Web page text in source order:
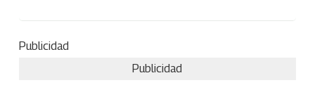
Publicidad
Publicidad